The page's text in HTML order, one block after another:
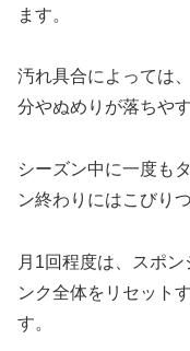
ます。
汚れ具合によっては
分やぬめりが落ちや
シーズン中に一度も
ン終わりにはこびり
月1回程度は、スポ
ンク全体をリセット
す。